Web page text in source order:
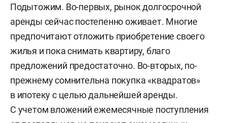
Подытожим. Во-первых, рынок долгосрочной
аренды сейчас постепенно оживает. Многие
предпочитают отложить приобретение своего
жилья и пока снимать квартиру, благо
предложений предостаточно. Во-вторых, по-
прежнему сомнительна покупка «квадратов»
в ипотеку с целью дальнейшей аренды.
С учетом вложений ежемесячные поступления